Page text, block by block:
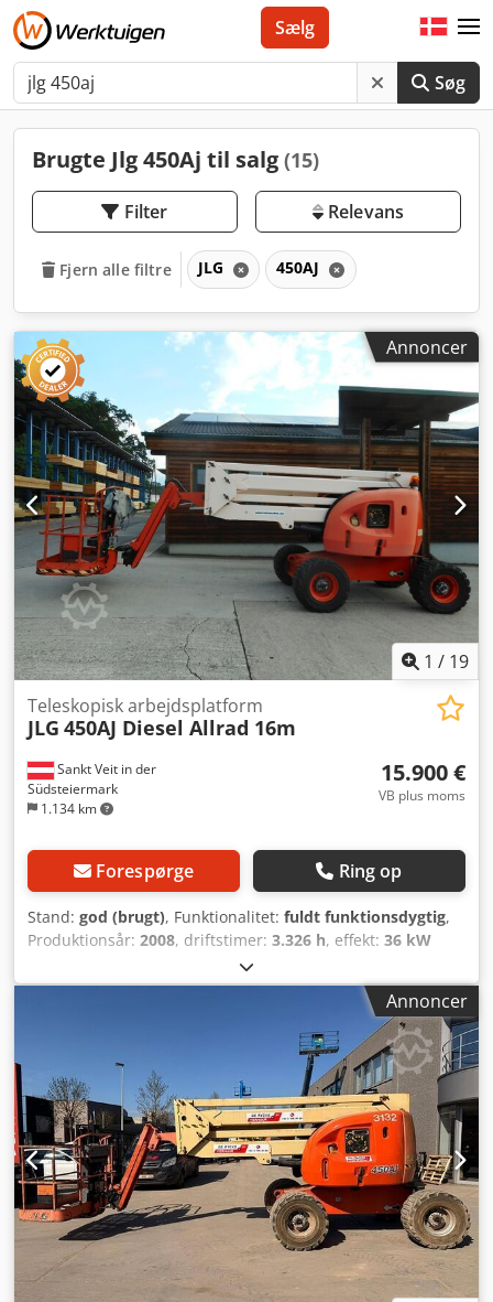
Søg
Sælg
Brugte Jlg 450Aj til salg (15)
Filter Relevans
Fjern alle filtre JLG 450AJ
Annoncer
1 / 19
Sankt Veit in der
Südsteiermark
1.134 km
Teleskopisk arbejdsplatform
JLG 450AJ Diesel Allrad 16m
15.900 €
VB plus moms
Forespørge Ring op
Stand: god (brugt), Funktionalitet: fuldt funktionsdygtig,
Produktionsår: 2008, driftstimer: 3.326 h, effekt: 36 kW
firehjulstræk
teleskopplatform, JLG 450 AJ Årgang 2008 Ifølge
timertæller: 3.326 timer 15,72 meter arbejdshøjde 7,62
meter lateral rækkevidde 36,4 kW Perkins-motor Cedpfx
Ajzb A I Sebrsha - FIREHJULSTRÆK - Leddet arm -
Teleskoparm - Gode, store dæk - Klar til brug med det
samme - Efter ønske kan et nyt, østrigsk
inspektionscertifikat udstedes før levering! Salgspris:
15.900,- netto Billig levering er også muligt!
Annoncer